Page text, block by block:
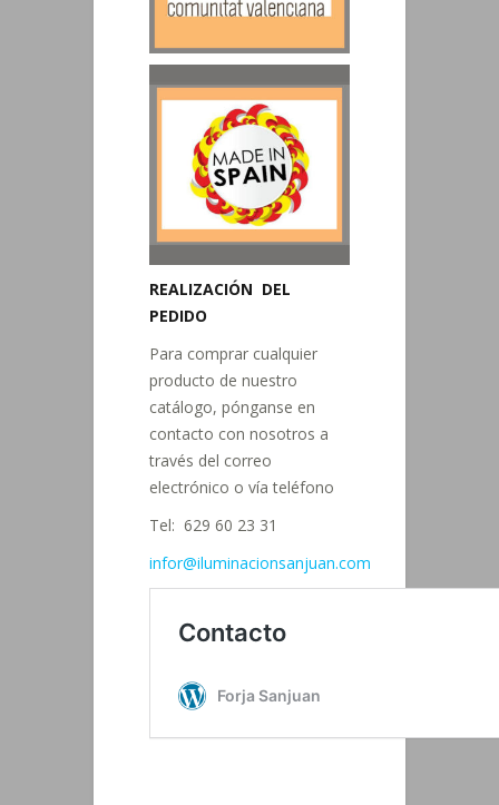
REALIZACIÓN DEL
PEDIDO
Para comprar cualquier
producto de nuestro
catálogo, pónganse en
contacto con nosotros a
través del correo
electrónico o vía teléfono
Tel: 629 60 23 31
infor@iluminacionsanjuan.com